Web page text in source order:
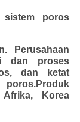
poros
Perusahaan
dan proses
dan ketat
Korea